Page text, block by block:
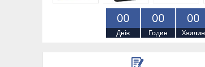
00
Днів
00
Годин
00
Хвилин